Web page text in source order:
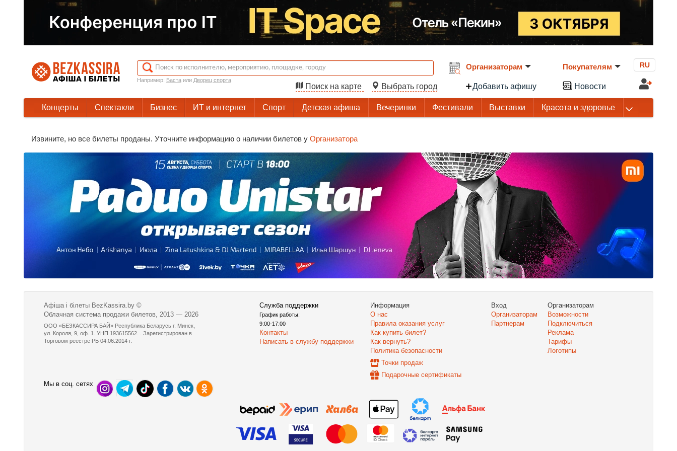
Например: Бастаили Дворец спорта
Поиск на карте Выбрать город
Организаторам
Добавить афишу
Покупателям
Новости
RU
Концерты Спектакли Бизнес ИТ и интернет Спорт Детская афиша Вечеринки Фестивали Выставки Красота и здоровье
Извините, но все билеты проданы. Уточните информацию о наличии билетов у Организатора
Афіша і білеты BezKassira.by ©
Облачная система продажи билетов, 2013 — 2026
ООО «БЕЗКАССИРА БАЙ» Республика Беларусь г. Минск,
ул. Короля, 9, оф. 1. УНП 193615562. . Зарегистрирован в
Торговом реестре РБ 04.06.2014 г.
Служба поддержки
График работы:
9:00-17:00
Контакты
Написать в службу поддержки
Информация
О нас
Правила оказания услуг
Как купить билет?
Как вернуть?
Политика безопасности
Точки продаж
Подарочные сертификаты
Вход
Организаторам
Партнерам
Организаторам
Возможности
Подключиться
Реклама
Тарифы
Логотипы
Мы в соц. сетях